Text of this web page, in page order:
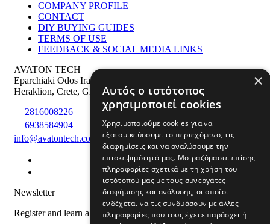
COMPANY PROFILE
CONTACT
DIY BUYING GUIDES
TERMS OF USE
FEEDBACK & SOCIAL MEDIA LINKS
AVATON TECH
Eparchiaki Odos Irakliou Agiou Silla 275
Heraklion, Crete, Greece
2816008226
6938584904
info@avatontech.com
Newsletter
Register and learn about products and offers
×
Αυτός ο ιστότοπος
χρησιμοποιεί cookies
Χρησιμοποιούμε cookies για να
εξατομικεύσουμε το περιεχόμενο, τις
διαφημίσεις και να αναλύσουμε την
επισκεψιμότητά μας. Μοιραζόμαστε επίσης
πληροφορίες σχετικά με τη χρήση του
ιστότοπού μας με τους συνεργάτες
διαφήμισης και ανάλυσης, οι οποίοι
ενδέχεται να τις συνδυάσουν με άλλες
πληροφορίες που τους έχετε παράσχει ή